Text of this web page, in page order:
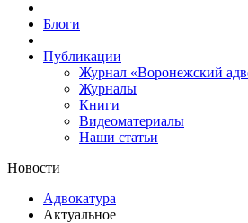
Блоги
Публикации
Журнал «Воронежский
Журналы
Книги
Видеоматериалы
Наши статьи
Новости
Адвокатура
Актуальное